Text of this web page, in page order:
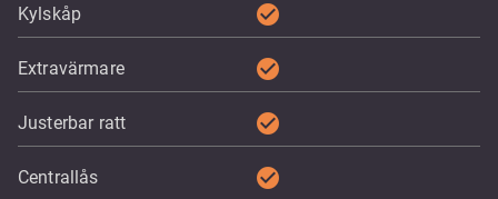
Kylskåp check_circle
Extravärmare check_circle
Justerbar ratt check_circle
Centrallås check_circle